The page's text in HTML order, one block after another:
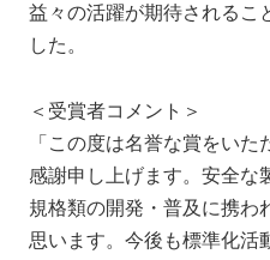
益々の活躍が期待されるこ
した。
＜受賞者コメント＞
「この度は名誉な賞をい
感謝申し上げます。安全な
規格類の開発・普及に携わ
思います。今後も標準化活